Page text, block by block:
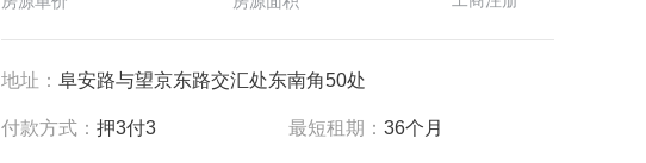
地址： 阜安路与望京东路交汇处东南角50处
付款方式： 押3付3 最短租期：36个月